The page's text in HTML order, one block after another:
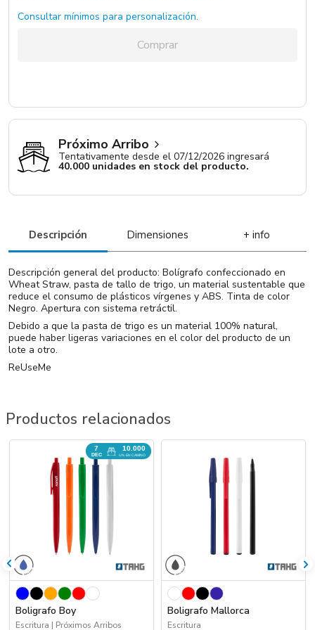
Gris Claro / Sin Grip / Clip Azul
Consultar mínimos para personalización.
Comprar
Próximo Arribo
Tentativamente desde el 07/12/2026 ingresará
40.000 unidades en stock del producto.
Descripción Dimensiones + info
Descripción general del producto: Bolígrafo confeccionado en
Wheat Straw, pasta de tallo de trigo, un material sustentable que
reduce el consumo de plásticos vírgenes y ABS. Tinta de color
Negro. Apertura con sistema retráctil.
Debido a que la pasta de trigo es un material 100% natural,
puede haber ligeras variaciones en el color del producto de un
lote a otro.
ReUseMe
Productos relacionados
7
DEC
10.000
UN. EN CAMINO
Boligrafo Boy
Escritura | Próximos Arribos
Boligrafo Mallorca
Escritura